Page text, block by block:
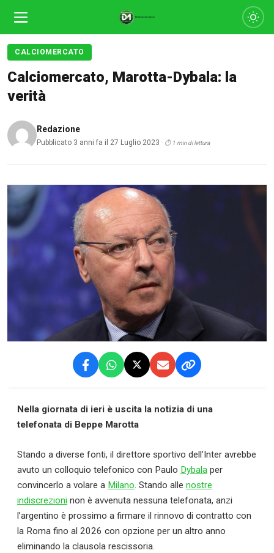
CALCIOMERCATO
Calciomercato, Marotta-Dybala: la
verità
Redazione
Pubblicato 3 anni fa il 27 Luglio 2023 · ⏱ 1 min di lettura
Nella giornata di ieri è uscita la notizia di una
telefonata di Beppe Marotta
Stando a diverse fonti, il direttore sportivo dell’Inter avrebbe
avuto un colloquio telefonico con Paulo Dybala per
convincerlo a volare a Milano. Stando alle nostre
indiscrezioni non è avvenuta nessuna telefonata, anzi
l’argentino è prossimo a firmare il rinnovo di contratto con
la Roma fino al 2026 con opzione per un altro anno
eliminando la clausola rescissoria.